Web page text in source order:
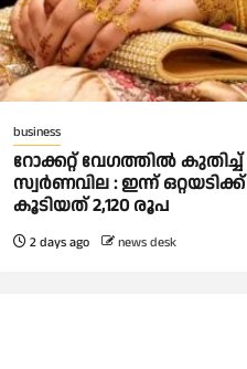
business
റോക്കറ്റ് വേഗത്തില്‍ കുതിച്ച്
സ്വര്‍ണവില : ഇന്ന് ഒറ്റയടിക്ക്
കൂടിയത് 2,120 രൂപ
2 days ago news desk